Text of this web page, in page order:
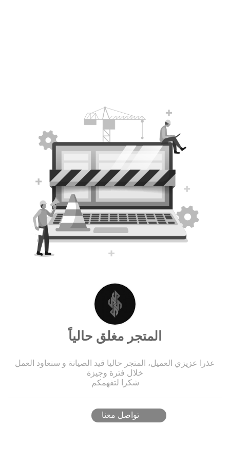
المتجر مغلق حالياً
عذرا عزيزي العميل، المتجر حاليا قيد الصيانة و سنعاود العمل
خلال فترة وجيزة
شكرا لتفهمكم
تواصل معنا